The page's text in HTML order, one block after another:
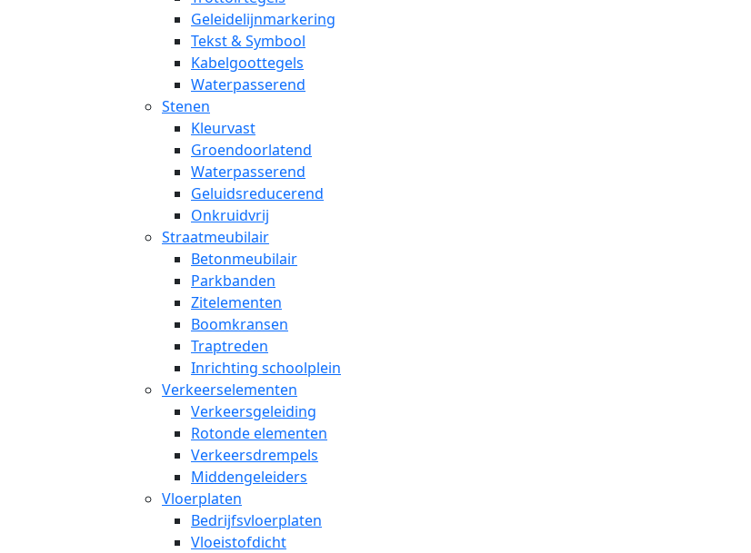
Geleidelijnmarkering
Tekst & Symbool
Kabelgoottegels
Waterpasserend
Stenen
Kleurvast
Groendoorlatend
Waterpasserend
Geluidsreducerend
Onkruidvrij
Straatmeubilair
Betonmeubilair
Parkbanden
Zitelementen
Boomkransen
Traptreden
Inrichting schoolplein
Verkeerselementen
Verkeersgeleiding
Rotonde elementen
Verkeersdrempels
Middengeleiders
Vloerplaten
Bedrijfsvloerplaten
Vloeistofdicht